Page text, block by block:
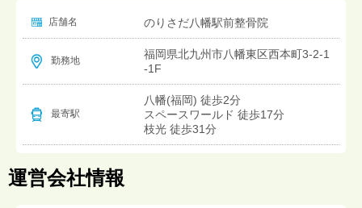
店舗名 のりさだ八幡駅前整骨院
勤務地
福岡県北九州市八幡東区西本町3-2-1
-1F
最寄駅
八幡(福岡) 徒歩2分
スペースワールド 徒歩17分
枝光 徒歩31分
運営会社情報